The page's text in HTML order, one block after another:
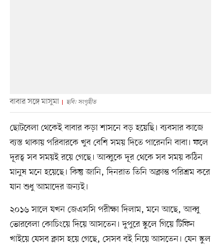
বাবার সঙ্গে মাসুমা ছবি: সংগৃহীত
ছোটবেলা থেকেই বাবার কড়া শাসনে বড় হয়েছি। ব্যবসার কাজে
ব্যস্ত থাকায় পরিবারকে খুব বেশি সময় দিতে পারেননি বাবা। ফলে
দূরত্ব সব সময়ই রয়ে গেছে। আব্বুকে দূর থেকে সব সময় কঠিন
মানুষ মনে হয়েছে। কিন্তু জানি, দিনরাত তিনি অক্লান্ত পরিশ্রম করে
যান শুধু আমাদের জন্যই।
২০১৬ সালে যখন জেএসসি পরীক্ষা দিলাম, মনে আছে, আব্বু
ভোরবেলা কোচিংয়ে দিয়ে আসতেন। দুপুরে স্কুলে গিয়ে টিফিন
খাইয়ে যেসব ক্লাস হয়ে গেছে, সেসব বই নিয়ে আসতেন। যেন স্কুল